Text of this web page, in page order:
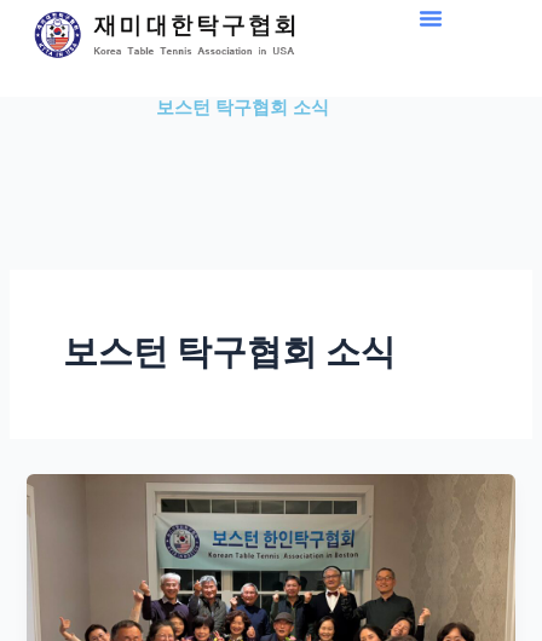
보스턴 탁구협회 소식
보스턴 탁구협회 소식